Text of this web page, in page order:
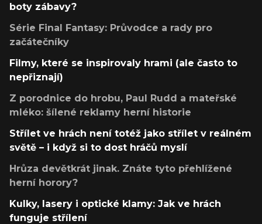
boty zábavy?
Série Final Fantasy: Průvodce a rady pro
začátečníky
Filmy, které se inspirovaly hrami (ale často to
nepřiznají)
Z porodnice do hrobu, Paul Rudd a mateřské
mléko: šílené reklamy herní historie
Střílet ve hrách není totéž jako střílet v reálném
světě – i když si to dost hráčů myslí
Hrůza devětkrát jinak. Znáte tyto přehlížené
herní horory?
Kulky, lasery i optické klamy: Jak ve hrách
funguje střílení